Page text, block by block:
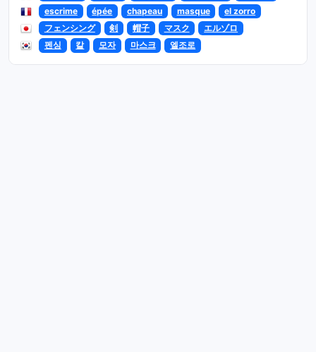
escrime
épée chapeau masque
el zorro
フェンシング
剣 帽子 マスク
エルゾロ
펜싱
칼 모자 마스크 엘조로